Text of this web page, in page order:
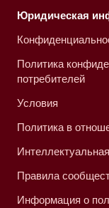
Юридическая
Политика
потребителей
Условия
Политика в
Правила
Информация о